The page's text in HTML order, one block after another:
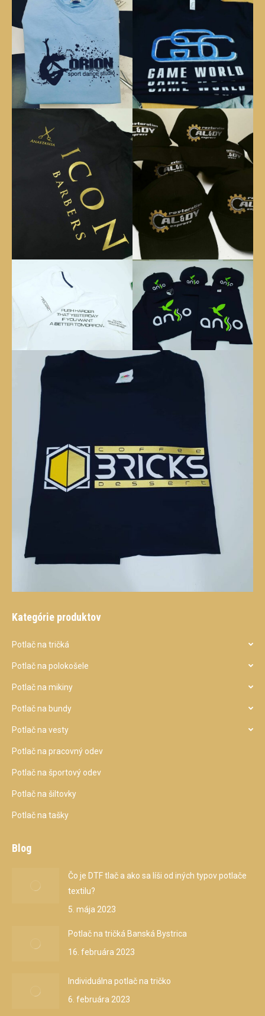
Kategórie produktov
Potlač na tričká
Potlač na polokošele
Potlač na mikiny
Potlač na bundy
Potlač na vesty
Potlač na pracovný odev
Potlač na športový odev
Potlač na šiltovky
Potlač na tašky
Blog
Čo je DTF tlač a ako sa líši od iných typov potlače
textilu?
5. mája 2023
Potlač na tričká Banská Bystrica
16. februára 2023
Individuálna potlač na tričko
6. februára 2023